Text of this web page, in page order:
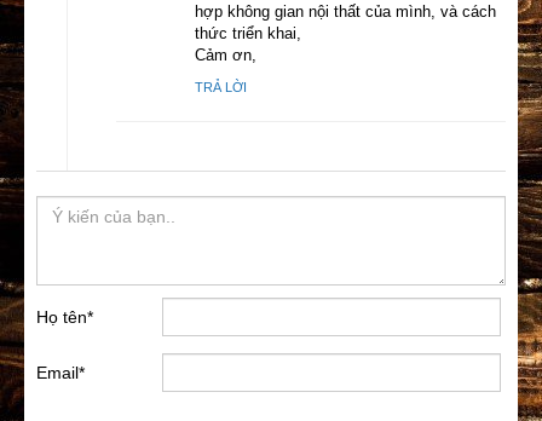
hợp không gian nội thất của mình, và cách
thức triển khai,
Cảm ơn,
TRẢ LỜI
Họ tên*
Email*